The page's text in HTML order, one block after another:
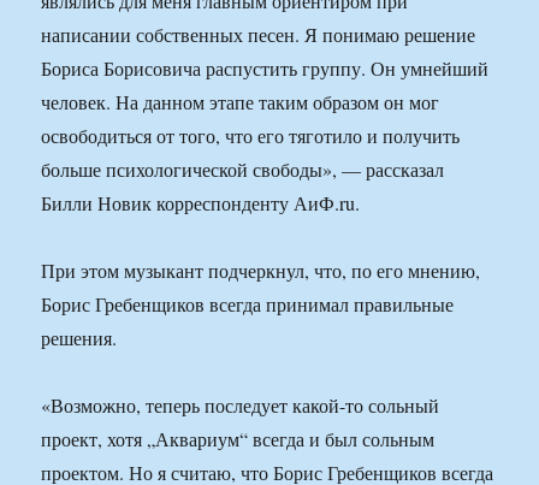
написании собственных песен. Я понимаю решение
Бориса Борисовича распустить группу. Он умнейший
человек. На данном этапе таким образом он мог
освободиться от того, что его тяготило и получить
больше психологической свободы», — рассказал
Билли Новик корреспонденту АиФ.ru.
При этом музыкант подчеркнул, что, по его мнению,
Борис Гребенщиков всегда принимал правильные
решения.
«Возможно, теперь последует какой-то сольный
проект, хотя „Аквариум“ всегда и был сольным
проектом. Но я считаю, что Борис Гребенщиков всегда